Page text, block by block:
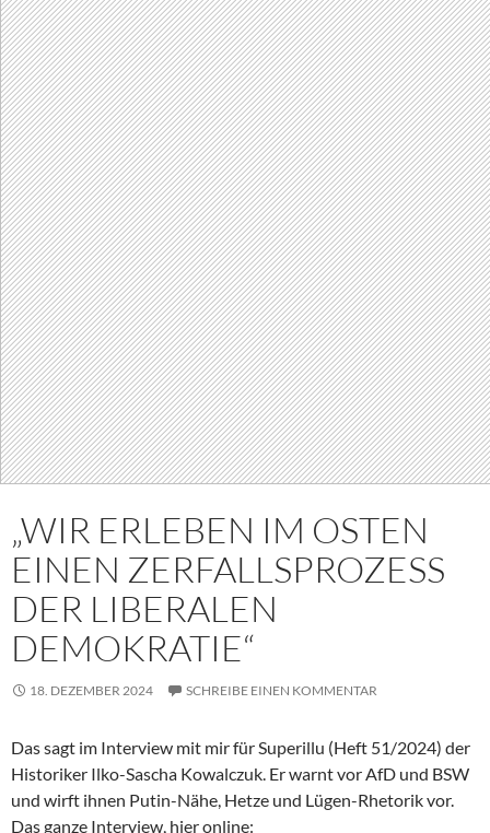
„WIR ERLEBEN IM OSTEN
EINEN ZERFALLSPROZESS
DER LIBERALEN
DEMOKRATIE“
18. DEZEMBER 2024 SCHREIBE EINEN KOMMENTAR
Das sagt im Interview mit mir für Superillu (Heft 51/2024) der
Historiker Ilko-Sascha Kowalczuk. Er warnt vor AfD und BSW
und wirft ihnen Putin-Nähe, Hetze und Lügen-Rhetorik vor.
Das ganze Interview, hier online: